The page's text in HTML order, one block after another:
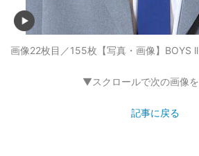
画像22枚目／155枚 【写真・画像】
▼スクロールで次の画像
記事に戻る